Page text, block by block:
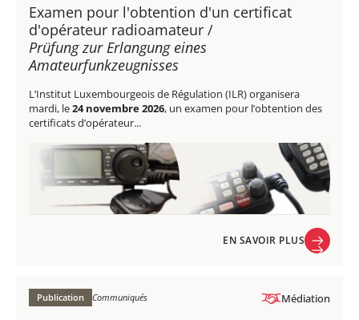
Examen pour l'obtention d'un certificat
d'opérateur radioamateur /
Prüfung zur Erlangung eines
Amateurfunkzeugnisses
L’Institut Luxembourgeois de Régulation (ILR) organisera
mardi, le24 novembre 2026, un examen pour l’obtention des
certificats d’opérateur...
EN SAVOIR PLUS
Publication Communiqués Médiation